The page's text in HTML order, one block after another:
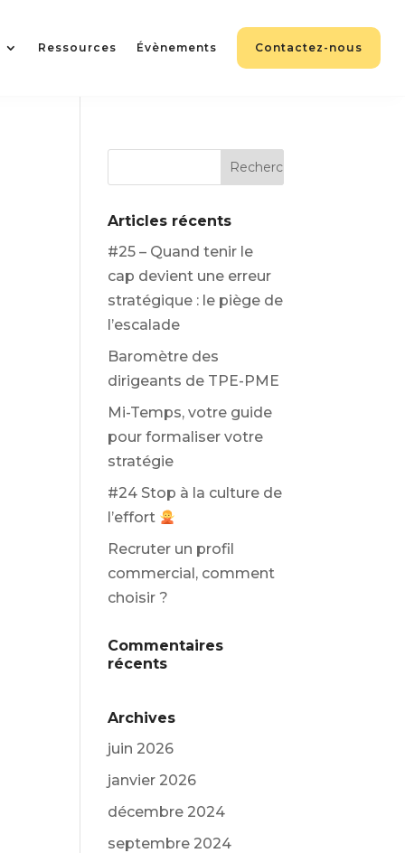
Ressources Évènements Contactez-nous
Articles récents
#25 – Quand tenir le
cap devient une erreur
stratégique : le piège de
l’escalade
Baromètre des
dirigeants de TPE-PME
Mi-Temps, votre guide
pour formaliser votre
stratégie
#24 Stop à la culture de
l’effort
Recruter un profil
commercial, comment
choisir ?
Commentaires
récents
Archives
juin 2026
janvier 2026
décembre 2024
septembre 2024